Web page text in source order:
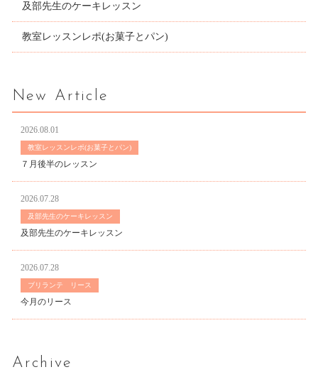
及部先生のケーキレッスン
教室レッスンレポ(お菓子とパン)
New Article
2026.08.01
教室レッスンレポ(お菓子とパン)
７月後半のレッスン
2026.07.28
及部先生のケーキレッスン
及部先生のケーキレッスン
2026.07.28
ブリランテ リース
今月のリース
Archive